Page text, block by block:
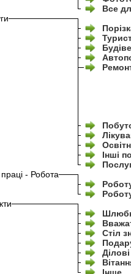
Все
Інші
- Робота
Стіл